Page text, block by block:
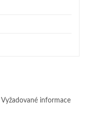
Vyžadované informace